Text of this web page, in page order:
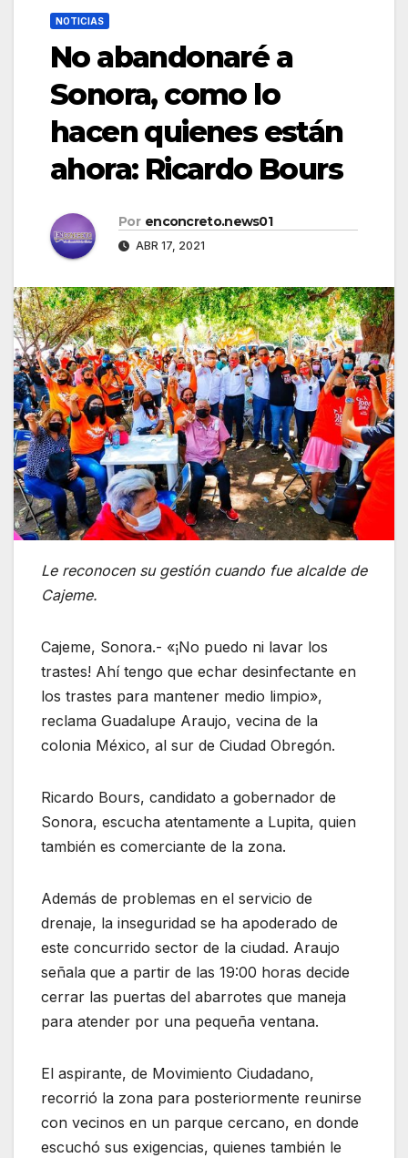
NOTICIAS
No abandonaré a
Sonora, como lo
hacen quienes están
ahora: Ricardo Bours
Por enconcreto.news01
ABR 17, 2021
Le reconocen su gestión cuando fue alcalde de
Cajeme.
Cajeme, Sonora.- «¡No puedo ni lavar los
trastes! Ahí tengo que echar desinfectante en
los trastes para mantener medio limpio»,
reclama Guadalupe Araujo, vecina de la
colonia México, al sur de Ciudad Obregón.
Ricardo Bours, candidato a gobernador de
Sonora, escucha atentamente a Lupita, quien
también es comerciante de la zona.
Además de problemas en el servicio de
drenaje, la inseguridad se ha apoderado de
este concurrido sector de la ciudad. Araujo
señala que a partir de las 19:00 horas decide
cerrar las puertas del abarrotes que maneja
para atender por una pequeña ventana.
El aspirante, de Movimiento Ciudadano,
recorrió la zona para posteriormente reunirse
con vecinos en un parque cercano, en donde
escuchó sus exigencias, quienes también le